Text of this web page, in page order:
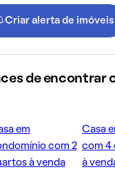
Criar alerta de imóveis
de encontrar
em
com 2
à venda
Casa
com 4
à